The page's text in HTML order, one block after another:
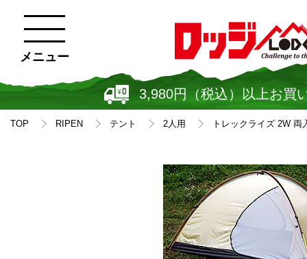
3,980円（税込）以上お買
メニュー
TOP RIPEN テント 2人用 トレックライズ 2W